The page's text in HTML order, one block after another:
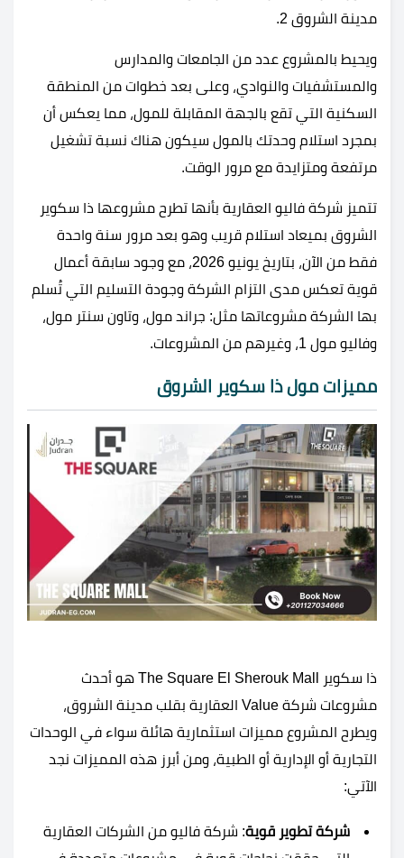
مدينة الشروق 2.
ويحيط بالمشروع عدد من الجامعات والمدارس
والمستشفيات والنوادي، وعلى بعد خطوات من المنطقة
السكنية التي تقع بالجهة المقابلة للمول، مما يعكس أن
بمجرد استلام وحدتك بالمول سيكون هناك نسبة تشغيل
مرتفعة ومتزايدة مع مرور الوقت.
تتميز شركة فاليو العقارية بأنها تطرح مشروعها ذا سكوير
الشروق بميعاد استلام قريب وهو بعد مرور سنة واحدة
فقط من الآن، بتاريخ يونيو 2026، مع وجود سابقة أعمال
قوية تعكس مدى التزام الشركة وجودة التسليم التي تُسلم
بها الشركة مشروعاتها مثل: جراند مول، وتاون سنتر مول،
وفاليو مول 1، وغيرهم من المشروعات.
مميزات مول ذا سكوير الشروق
ذا سكوير The Square El Sherouk Mall هو أحدث
مشروعات شركة Value العقارية بقلب مدينة الشروق،
ويطرح المشروع مميزات استثمارية هائلة سواء في الوحدات
التجارية أو الإدارية أو الطبية، ومن أبرز هذه المميزات نجد
الآتي:
شركة تطوير قوية: شركة فاليو من الشركات العقارية